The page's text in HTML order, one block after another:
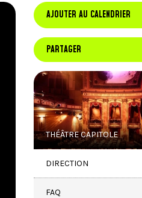
AJOUTER AU CALENDRIER
PARTAGER
THÉÂTRE CAPITOLE
DIRECTION
FAQ